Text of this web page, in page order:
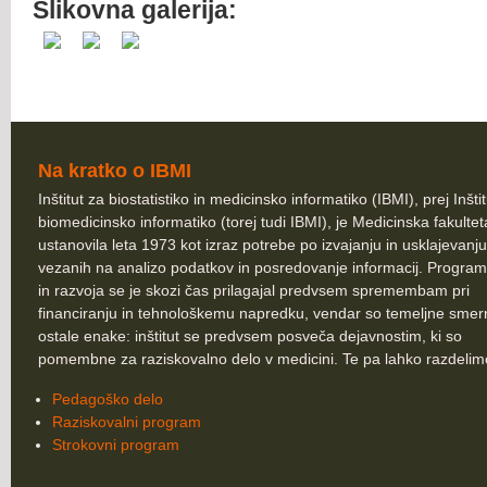
Slikovna galerija:
Na kratko o IBMI
Inštitut za biostatistiko in medicinsko informatiko (IBMI), prej
biomedicinsko informatiko (torej tudi IBMI), je Medicinska
ustanovila leta 1973 kot izraz potrebe po izvajanju in
vezanih na analizo podatkov in posredovanje informacij.
in razvoja se je skozi čas prilagajal predvsem spremembam pri
financiranju in tehnološkemu napredku, vendar so temeljne
ostale enake: inštitut se predvsem posveča dejavnostim, ki so
pomembne za raziskovalno delo v medicini. Te pa lahko
Pedagoško delo
Raziskovalni program
Strokovni program